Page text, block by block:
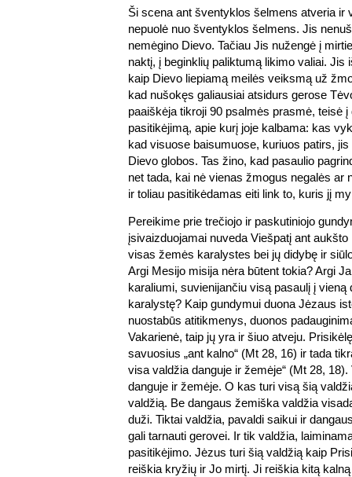
Ši scena ant šventyklos šelmens atveria ir
nepuolė nuo šventyklos šelmens. Jis
nemėgino Dievo. Tačiau Jis nužengė į
naktį, į beginklių paliktumą likimo valiai. Jis
kaip Dievo liepiamą meilės veiksmą už
kad nušokęs galiausiai atsidurs gerose
paaiškėja tikroji 90 psalmės prasmė, teisė į
pasitikėjimą, apie kurį joje kalbama: kas
kad visuose baisumuose, kuriuos patirs,
Dievo globos. Tas žino, kad pasaulio
net tada, kai nė vienas žmogus negalės ar
ir toliau pasitikėdamas eiti link to, kuris jį
Pereikime prie trečiojo ir paskutiniojo
įsivaizduojamai nuveda Viešpatį ant
visas žemės karalystes bei jų didybę ir
Argi Mesijo misija nėra būtent tokia? Argi
karaliumi, suvienijančiu visą pasaulį į vieną
karalystę? Kaip gundymui duona Jėzaus
nuostabūs atitikmenys, duonos
Vakarienė, taip jų yra ir šiuo atveju.
savuosius „ant kalno“ (Mt 28, 16) ir tada
visa valdžia danguje ir žemėje“ (Mt 28,
danguje ir žemėje. O kas turi visą šią
valdžią. Be dangaus žemiška valdžia
duži. Tiktai valdžia, pavaldi saikui ir
gali tarnauti gerovei. Ir tik valdžia,
pasitikėjimo. Jėzus turi šią valdžią kaip
reiškia kryžių ir Jo mirtį. Ji reiškia kitą